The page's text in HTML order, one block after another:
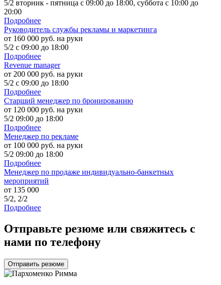
5/2 вторник - пятница с 09:00 до 18:00, суббота с 10:00 до
20:00
Подробнее
Руководитель службы рекламы и маркетинга
от 160 000 руб. на руки
5/2 с 09:00 до 18:00
Подробнее
Revenue manager
от 200 000 руб. на руки
5/2 с 09:00 до 18:00
Подробнее
Старший менеджер по бронированию
от 120 000 руб. на руки
5/2 09:00 до 18:00
Подробнее
Менеджер по рекламе
от 100 000 руб. на руки
5/2 09:00 до 18:00
Подробнее
Менеджер по продаже индивидуально-банкетных
мероприятий
от 135 000
5/2, 2/2
Подробнее
Отправьте резюме или свяжитесь с
нами по телефону
Отправить резюме